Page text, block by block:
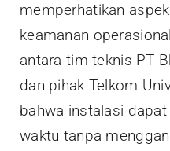
memperhatikan
keamanan
antara tim teknis PT
dan pihak Telkom
bahwa instalasi
waktu tanpa